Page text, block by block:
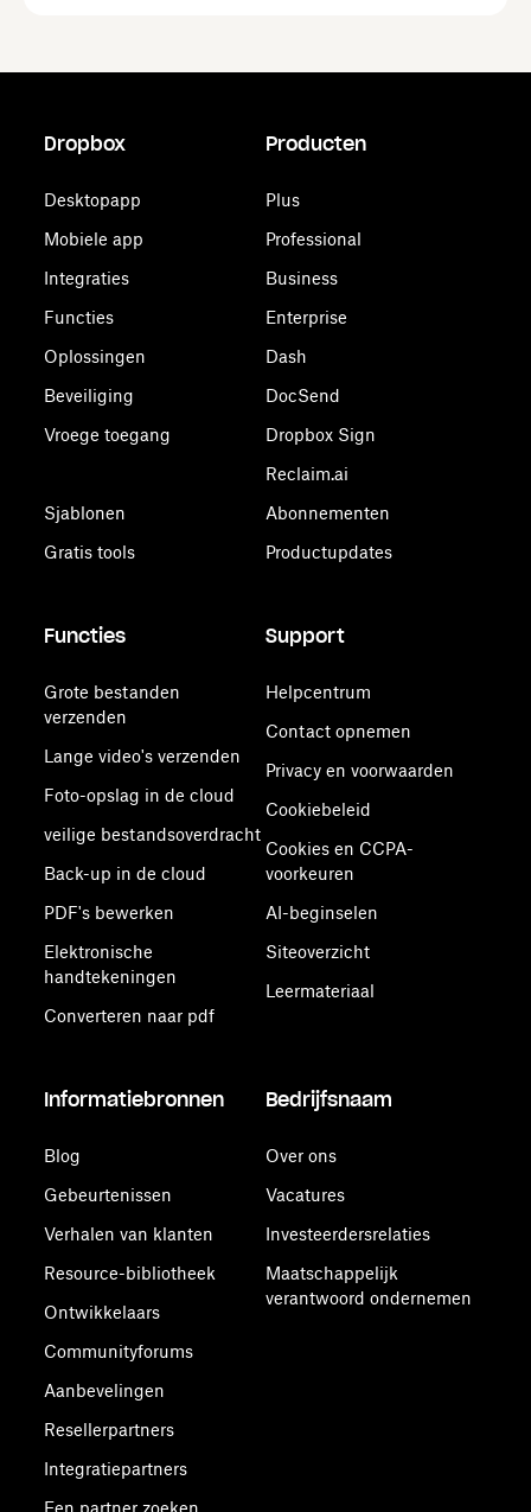
Dropbox
Desktopapp
Mobiele app
Integraties
Functies
Oplossingen
Beveiliging
Vroege toegang
Sjablonen
Gratis tools
Producten
Plus
Professional
Business
Enterprise
Dash
DocSend
Dropbox Sign
Reclaim.ai
Abonnementen
Productupdates
Functies
Grote bestanden
verzenden
Lange video's verzenden
Foto-opslag in de cloud
veilige bestandsoverdracht
Back-up in de cloud
PDF's bewerken
Elektronische
handtekeningen
Converteren naar pdf
Support
Helpcentrum
Contact opnemen
Privacy en voorwaarden
Cookiebeleid
Cookies en CCPA-
voorkeuren
AI-beginselen
Siteoverzicht
Leermateriaal
Informatiebronnen
Blog
Gebeurtenissen
Verhalen van klanten
Resource-bibliotheek
Ontwikkelaars
Communityforums
Aanbevelingen
Resellerpartners
Integratiepartners
Een partner zoeken
Bedrijfsnaam
Over ons
Vacatures
Investeerdersrelaties
Maatschappelijk
verantwoord ondernemen